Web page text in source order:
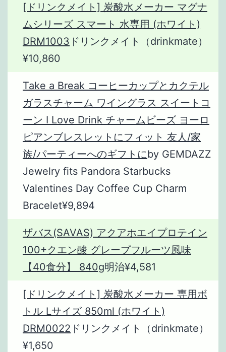
[ドリンクメイト] 炭酸水メーカー マグナ
ムシリーズ スマート 水専用 (ホワイト)
DRM1003 ドリンクメイト（drinkmate）
¥10,860
Take a Break コーヒーカップとカクテル
ガラスチャーム ワイングラス スイートコ
ーン I Love Drink チャームビーズ ヨーロ
ピアンブレスレットにフィット 友人/家
族/パーティーへのギフトにby GEMDAZZ
Jewelry fits Pandora Starbucks
Valentines Day Coffee Cup Charm
Bracelet¥9,894
ザバス(SAVAS) アクアホエイプロテイン
100+クエン酸 グレープフルーツ風味
【40食分】 840g明治¥4,581
[ドリンクメイト] 炭酸水メーカー 専用ボ
トル Lサイズ 850ml (ホワイト)
DRM0022 ドリンクメイト（drinkmate）
¥1,650